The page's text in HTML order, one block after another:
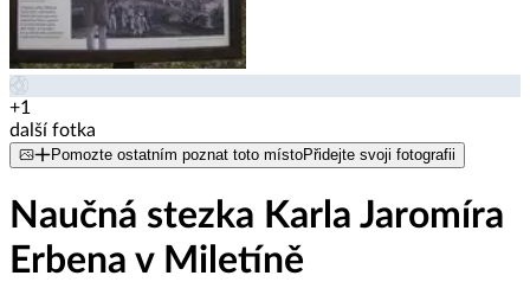
+1
další fotka
Pomozte ostatním poznat toto místoPřidejte svoji fotografii
Naučná stezka Karla Jaromíra
Erbena v Miletíně